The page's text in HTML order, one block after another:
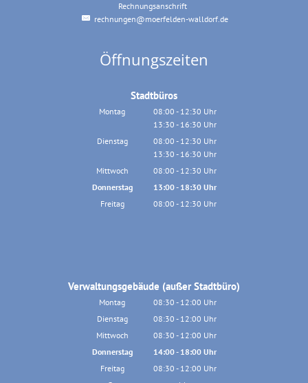
Rechnungsanschrift
rechnungen@moerfelden-walldorf.de
Öffnungszeiten
Stadtbüros
Montag 08:00 - 12:30 Uhr
Von 08:00 bis 12:30 Uhr
13:30 - 16:30 Uhr
Von 13:30 bis 16:30 Uhr
Dienstag 08:00 - 12:30 Uhr
Von 08:00 bis 12:30 Uhr
13:30 - 16:30 Uhr
Von 13:30 bis 16:30 Uhr
Mittwoch 08:00 - 12:30 Uhr
Von 08:00 bis 12:30 Uhr
Donnerstag 13:00- 18:30 Uhr
Von 13:00 bis 18:30 Uhr
Freitag 08:00 - 12:30 Uhr
Verwaltungsgebäude (außer Stadtbüro)
Montag 08:30 - 12:00 Uhr
Von 08:30 bis 12:00 Uhr
Dienstag 08:30 - 12:00 Uhr
Von 08:30 bis 12:00 Uhr
Mittwoch 08:30 - 12:00 Uhr
Von 08:30 bis 12:00 Uhr
Donnerstag 14:00- 18:00 Uhr
Von 14:00 bis 18:00 Uhr
Freitag 08:30 - 12:00 Uhr